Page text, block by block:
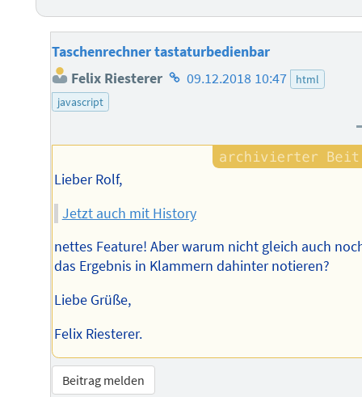
Taschenrechner tastaturbedienbar
Felix Riesterer Homepage
09.12.2018 10:47
html
javascript
Lieber Rolf,
Jetzt auch mit History
nettes Feature! Aber warum nicht gleich auch
das Ergebnis in Klammern dahinter notieren?
Liebe Grüße,
Felix Riesterer.
Beitrag melden